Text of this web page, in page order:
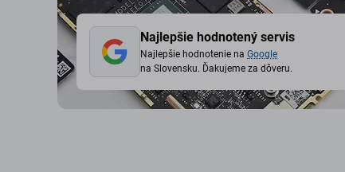
Najlepšie hodnotený servis
Najlepšie hodnotenie na Google
na Slovensku. Ďakujeme za dôveru.